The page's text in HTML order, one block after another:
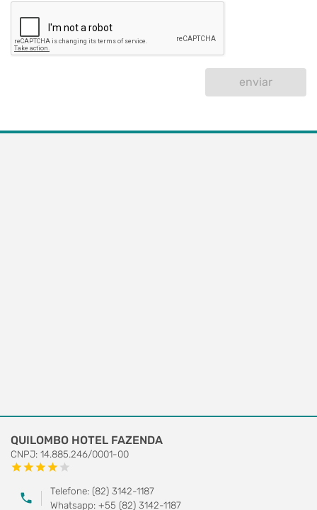
enviar
QUILOMBO HOTEL FAZENDA
CNPJ: 14.885.246/0001-00
starstarstarstar star
phone
Telefone: (82) 3142-1187
Whatsapp: +55 (82) 3142-1187